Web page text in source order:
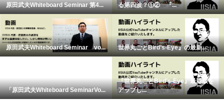
原田武夫Whiteboard Seminar 第4...
る第四波？①② 『...
原田武夫Whiteboard Seminar vo... 世界丸ごとBird’s-Eye』の最新...
「原田武夫Whiteboard SeminarVo...
『世界丸ごとBird’s-Eye』最新版を
アップし...